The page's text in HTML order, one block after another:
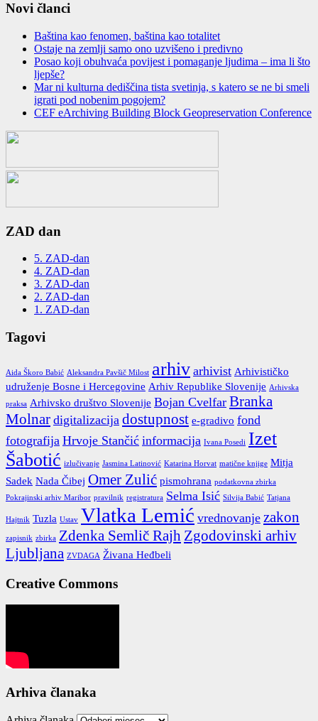
Novi članci
Baština kao fenomen, baština kao totalitet
Ostaje na zemlјi samo ono uzvišeno i predivno
Posao koji obuhvaća povijest i pomaganje ljudima – ima li što
ljepše?
Mar ni kulturna dediščina tista svetinja, s katero se ne bi smeli
igrati pod nobenim pogojem?
CEF eArchiving Building Block Geopreservation Conference
ZAD dan
5. ZAD-dan
4. ZAD-dan
3. ZAD-dan
2. ZAD-dan
1. ZAD-dan
Tagovi
Aida Škoro Babić Aleksandra Pavšič Milost arhiv arhivist Arhivističko
udruženje Bosne i Hercegovine Arhiv Republike Slovenije Arhivska
praksa Arhivsko društvo Slovenije Bojan Cvelfar Branka
Molnar digitalizacija dostupnost e-gradivo fond
fotografija Hrvoje Stančić informacija Ivana Posedi Izet
Šabotić izlučivanje Jasmina Latinović Katarina Horvat matične knjige Mitja
Sadek Nada Čibej Omer Zulić pismohrana podatkovna zbirka
Pokrajinski arhiv Maribor pravilnik registratura Selma Isić Silvija Babić Tatjana
Hajtnik Tuzla Ustav Vlatka Lemić vrednovanje zakon
zapisnik zbirka Zdenka Semlič Rajh Zgodovinski arhiv
Ljubljana ZVDAGA Živana Heđbeli
Creative Commons
Arhiva članaka